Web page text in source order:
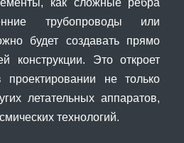
трубопроводы или
будет создавать прямо
конструкции. Это откроет
не только
летательных аппаратов,
технологий.